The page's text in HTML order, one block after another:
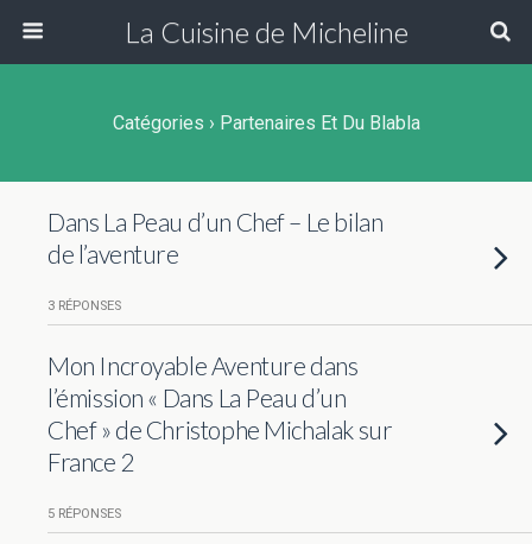
La Cuisine de Micheline
Catégories › Partenaires Et Du Blabla
Dans La Peau d’un Chef – Le bilan
de l’aventure
3 RÉPONSES
Mon Incroyable Aventure dans
l’émission « Dans La Peau d’un
Chef » de Christophe Michalak sur
France 2
5 RÉPONSES